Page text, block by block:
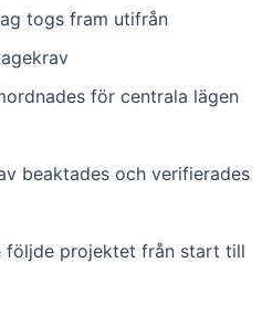
togs fram utifrån
för centrala lägen
beaktades och verifierades
följde projektet från start till